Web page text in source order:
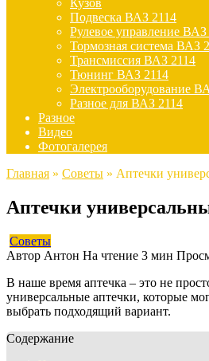
Кузов
Подвеска ВАЗ 2114
Рулевое управление ВАЗ
Тормозная система ВАЗ
Трансмиссия ВАЗ 2114
Тюнинг ВАЗ 2114
Электрооборудование
Разное для ВАЗ 2114
Разное
Видео
Фотогалерея
Главная » Советы » Аптечки
Аптечки
Советы
Автор Антон На чтение 3 мин
В наше время аптечка – это не
универсальные аптечки, которые
выбрать подходящий вариант.
Содержание